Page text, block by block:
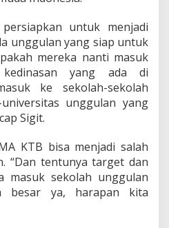
untuk menjadi
unggulan yang siap untuk
mereka nanti masuk
kedinasan yang ada di
ke sekolah-sekolah
unggulan yang
Sigit.
KTB bisa menjadi salah
“Dan tentunya target dan
masuk sekolah unggulan
besar ya, harapan kita